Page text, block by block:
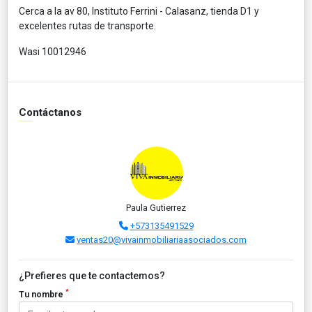
Cerca a la av 80, Instituto Ferrini - Calasanz, tienda D1 y
excelentes rutas de transporte.
Wasi 10012946
Contáctanos
Paula Gutierrez
+573135491529
ventas20@vivainmobiliariaasociados.com
¿Prefieres que te contactemos?
Tu nombre *